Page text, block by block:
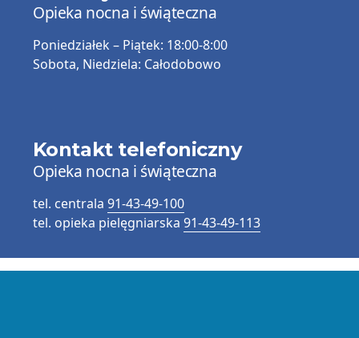
Opieka nocna i świąteczna
Poniedziałek – Piątek: 18:00-8:00
Sobota, Niedziela: Całodobowo
Kontakt telefoniczny
Opieka nocna i świąteczna
tel. centrala 91-43-49-100
tel. opieka pielęgniarska 91-43-49-113
Przydatne